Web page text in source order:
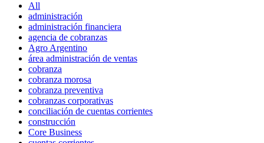
All
administración
administración financiera
agencia de cobranzas
Agro Argentino
área administración de ventas
cobranza
cobranza morosa
cobranza preventiva
cobranzas corporativas
conciliación de cuentas corrientes
construcción
Core Business